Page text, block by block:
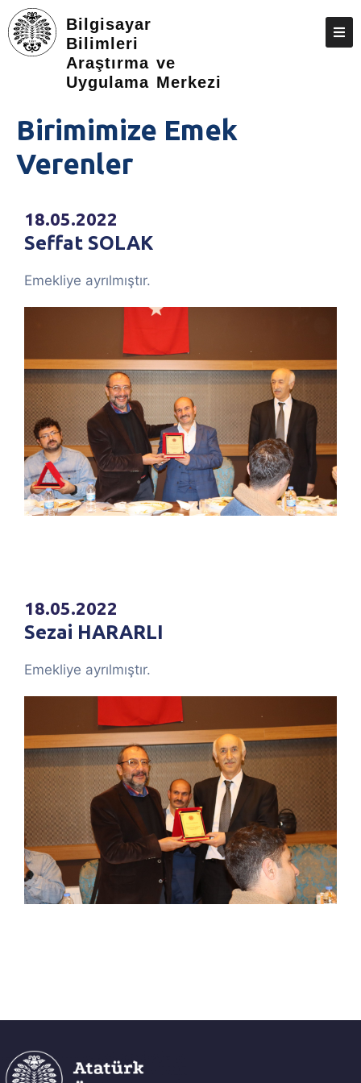
Bilgisayar
Bilimleri
Araştırma ve
Uygulama Merkezi
HAKKIMIZDA
KIŞILER
EĞITIM DOKÜMANLARI
Birimimize Emek
Verenler
18.05.2022
Seffat SOLAK
Emekliye ayrılmıştır.
18.05.2022
Sezai HARARLI
Emekliye ayrılmıştır.